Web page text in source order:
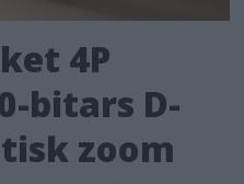
4P
bitars D-
zoom